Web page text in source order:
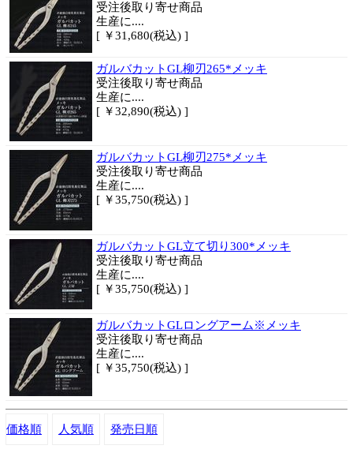
受注後取り寄せ商品
生産に....
[ ￥31,680(税込) ]
ガルバカットGL柳刃265*メッキ
受注後取り寄せ商品
生産に....
[ ￥32,890(税込) ]
ガルバカットGL柳刃275*メッキ
受注後取り寄せ商品
生産に....
[ ￥35,750(税込) ]
ガルバカットGL立て切り300*メッキ
受注後取り寄せ商品
生産に....
[ ￥35,750(税込) ]
ガルバカットGLロングアーム※メッキ
受注後取り寄せ商品
生産に....
[ ￥35,750(税込) ]
価格順 人気順 発売日順